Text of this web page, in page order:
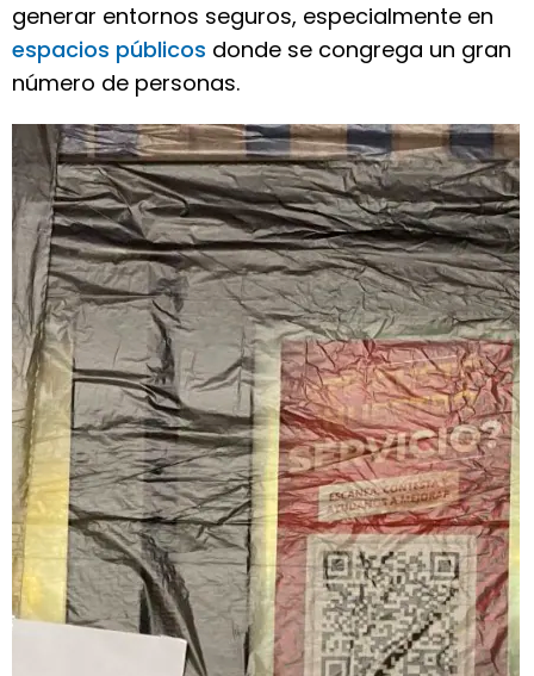
generar entornos seguros, especialmente en
espacios públicos donde se congrega un gran
número de personas.